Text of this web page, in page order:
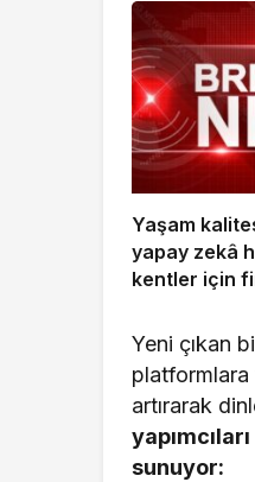
Yaşam
yapay zekâ
kentler için
Yeni çıkan
platformlara
artırarak
sunuyor: